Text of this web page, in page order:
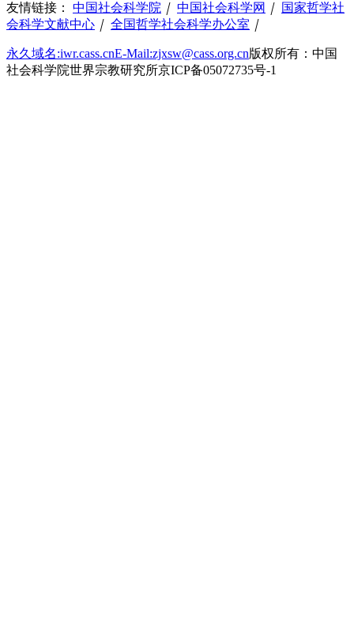
友情链接： 中国社会科学院 ｜ 中国社会科学网 ｜ 国家哲学社
会科学文献中心 ｜ 全国哲学社会科学办公室 ｜
永久域名:iwr.cass.cnE-Mail:zjxsw@cass.org.cn版权所有：中国
社会科学院世界宗教研究所京ICP备05072735号-1